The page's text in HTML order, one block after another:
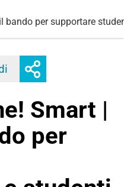
bando per supportare
Facebook
opzioni
di
condivisione
Smart |
per